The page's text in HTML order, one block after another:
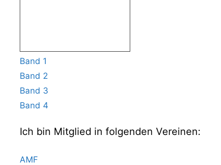
Band 1
Band 2
Band 3
Band 4
Ich bin Mitglied in folgenden Vereinen:
AMF